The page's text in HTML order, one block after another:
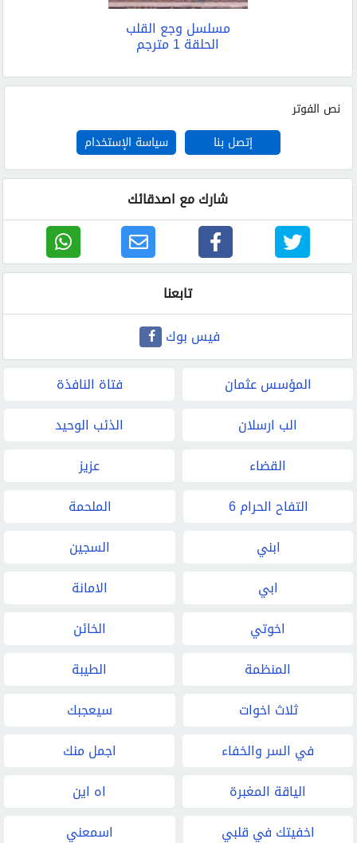
مسلسل وجع القلب
الحلقة 1 مترجم
نص الفوتر
إتصل بنا
سياسة الإستخدام
شارك مع اصدقائك
تابعنا
فيس بوك
المؤسس عثمان
فتاة النافذة
الب ارسلان
الذئب الوحيد
القضاء
عزيز
التفاح الحرام 6
الملحمة
ابني
السجين
ابي
الامانة
اخوتي
الخائن
المنظمة
الطيبة
ثلاث اخوات
سيعجبك
في السر والخفاء
اجمل منك
الياقة المغبرة
اه اين
اخفيتك في قلبي
اسمعني